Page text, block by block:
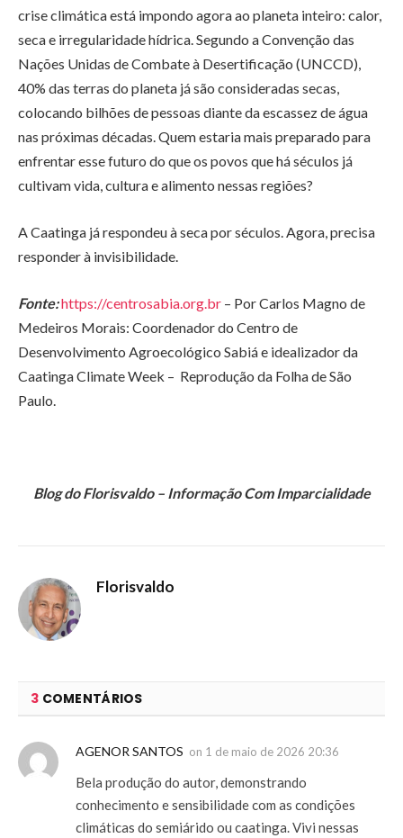
crise climática está impondo agora ao planeta inteiro: calor,
seca e irregularidade hídrica. Segundo a Convenção das
Nações Unidas de Combate à Desertificação (UNCCD),
40% das terras do planeta já são consideradas secas,
colocando bilhões de pessoas diante da escassez de água
nas próximas décadas. Quem estaria mais preparado para
enfrentar esse futuro do que os povos que há séculos já
cultivam vida, cultura e alimento nessas regiões?
A Caatinga já respondeu à seca por séculos. Agora, precisa
responder à invisibilidade.
Fonte:https://centrosabia.org.br – Por Carlos Magno de
Medeiros Morais: Coordenador do Centro de
Desenvolvimento Agroecológico Sabiá e idealizador da
Caatinga Climate Week – Reprodução da Folha de São
Paulo.
Blog do Florisvaldo – Informação Com Imparcialidade
Florisvaldo
3 COMENTÁRIOS
AGENOR SANTOS on 1 de maio de 2026 20:36
Bela produção do autor, demonstrando
conhecimento e sensibilidade com as condições
climáticas do semiárido ou caatinga. Vivi nessas